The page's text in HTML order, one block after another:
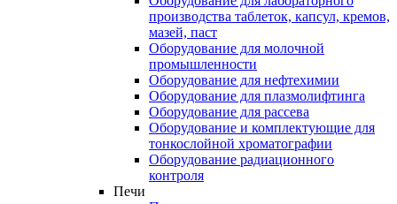
производства таблеток, капсул, кремов,
мазей, паст
Оборудование для молочной
промышленности
Оборудование для нефтехимии
Оборудование для плазмолифтинга
Оборудование для рассева
Оборудование и комплектующие для
тонкослойной хроматографии
Оборудование радиационного
контроля
Печи